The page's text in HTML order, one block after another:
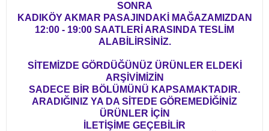
SONRA
KADIKÖY AKMAR PASAJINDAKİ MAĞAZAMIZDAN
12:00 - 19:00 SAATLERİ ARASINDA TESLİM
ALABİLİRSİNİZ.
SİTEMİZDE GÖRDÜĞÜNÜZ ÜRÜNLER ELDEKİ
ARŞİVİMİZİN
SADECE BİR BÖLÜMÜNÜ KAPSAMAKTADIR.
ARADIĞINIZ YA DA SİTEDE GÖREMEDİĞİNİZ
ÜRÜNLER İÇİN
İLETİŞİME GEÇEBİLİR